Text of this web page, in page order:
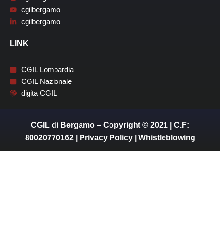
cgilbergamo
cgilbergamo
LINK
CGIL Lombardia
CGIL Nazionale
digita CGIL
CGIL di Bergamo – Copyright © 2021 | C.F:
80020770162 |
Privacy Policy| Whistleblowing